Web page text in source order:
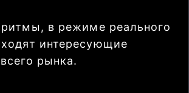
в режиме реального
интересующие
рынка.